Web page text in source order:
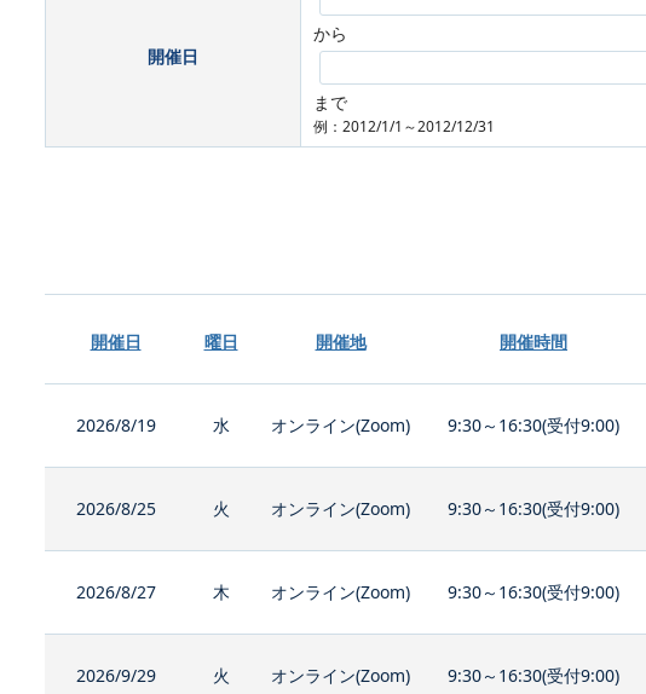
開催日
から
まで
例：2012/1/1～2012/12/31
開催日 曜日 開催地 開催時間
2026/8/19 水 オンライン(Zoom) 9:30～16:30(受付9:00)
2026/8/25 火 オンライン(Zoom) 9:30～16:30(受付9:00)
2026/8/27 木 オンライン(Zoom) 9:30～16:30(受付9:00)
2026/9/29 火 オンライン(Zoom) 9:30～16:30(受付9:00)